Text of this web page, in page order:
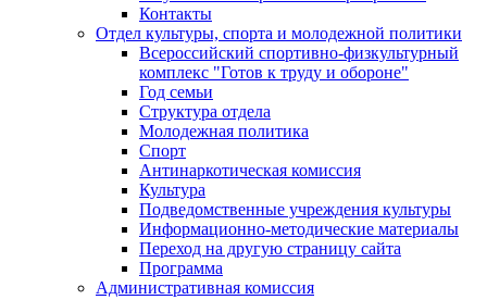
Контакты
Отдел культуры, спорта и молодежной политики
Всероссийский спортивно-физкультурный
комплекс "Готов к труду и обороне"
Год семьи
Структура отдела
Молодежная политика
Спорт
Антинаркотическая комиссия
Культура
Подведомственные учреждения культуры
Информационно-методические материалы
Переход на другую страницу сайта
Программа
Административная комиссия